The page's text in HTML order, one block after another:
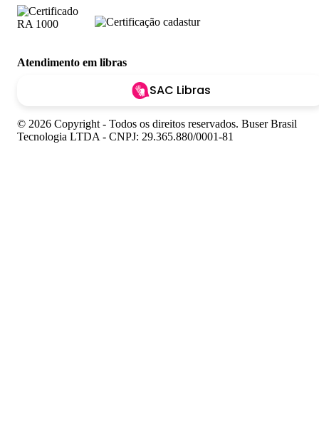
Atendimento em libras
SAC Libras
© 2026 Copyright - Todos os direitos reservados. Buser Brasil
Tecnologia LTDA - CNPJ: 29.365.880/0001-81